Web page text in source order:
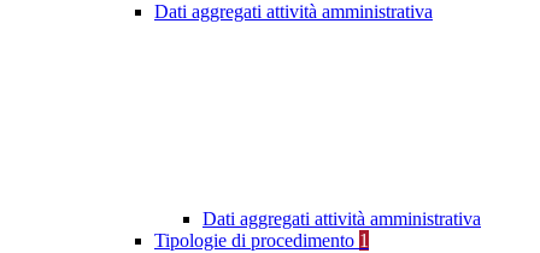
Dati aggregati attività amministrativa
Dati aggregati attività amministrativa
Tipologie di procedimento 1